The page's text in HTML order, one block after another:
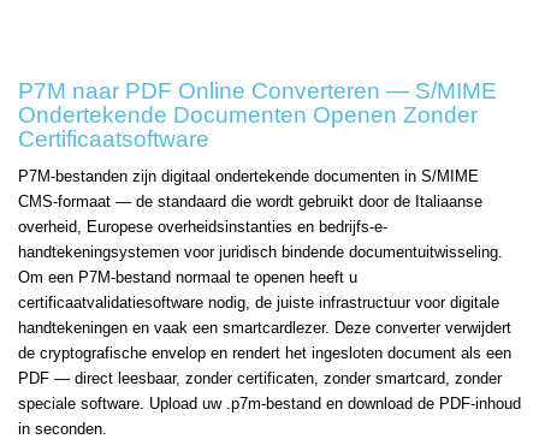
P7M naar PDF Online Converteren — S/MIME
Ondertekende Documenten Openen Zonder
Certificaatsoftware
P7M-bestanden zijn digitaal ondertekende documenten in S/MIME
CMS-formaat — de standaard die wordt gebruikt door de Italiaanse
overheid, Europese overheidsinstanties en bedrijfs-e-
handtekeningsystemen voor juridisch bindende documentuitwisseling.
Om een P7M-bestand normaal te openen heeft u
certificaatvalidatiesoftware nodig, de juiste infrastructuur voor digitale
handtekeningen en vaak een smartcardlezer. Deze converter verwijdert
de cryptografische envelop en rendert het ingesloten document als een
PDF — direct leesbaar, zonder certificaten, zonder smartcard, zonder
speciale software. Upload uw .p7m-bestand en download de PDF-inhoud
in seconden.